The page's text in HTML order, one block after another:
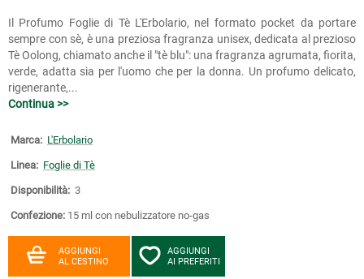
Il Profumo Foglie di Tè L'Erbolario, nel formato pocket da portare
sempre con sè, è una preziosa fragranza unisex, dedicata al prezioso
Tè Oolong, chiamato anche il "tè blu": una fragranza agrumata, fiorita,
verde, adatta sia per l'uomo che per la donna. Un profumo delicato,
rigenerante,...
Continua >>
Marca: L'Erbolario
Linea: Foglie di Tè
Disponibilità: 3
Confezione: 15 ml con nebulizzatore no-gas
AGGIUNGI
AL CESTINO
AGGIUNGI
AI PREFERITI